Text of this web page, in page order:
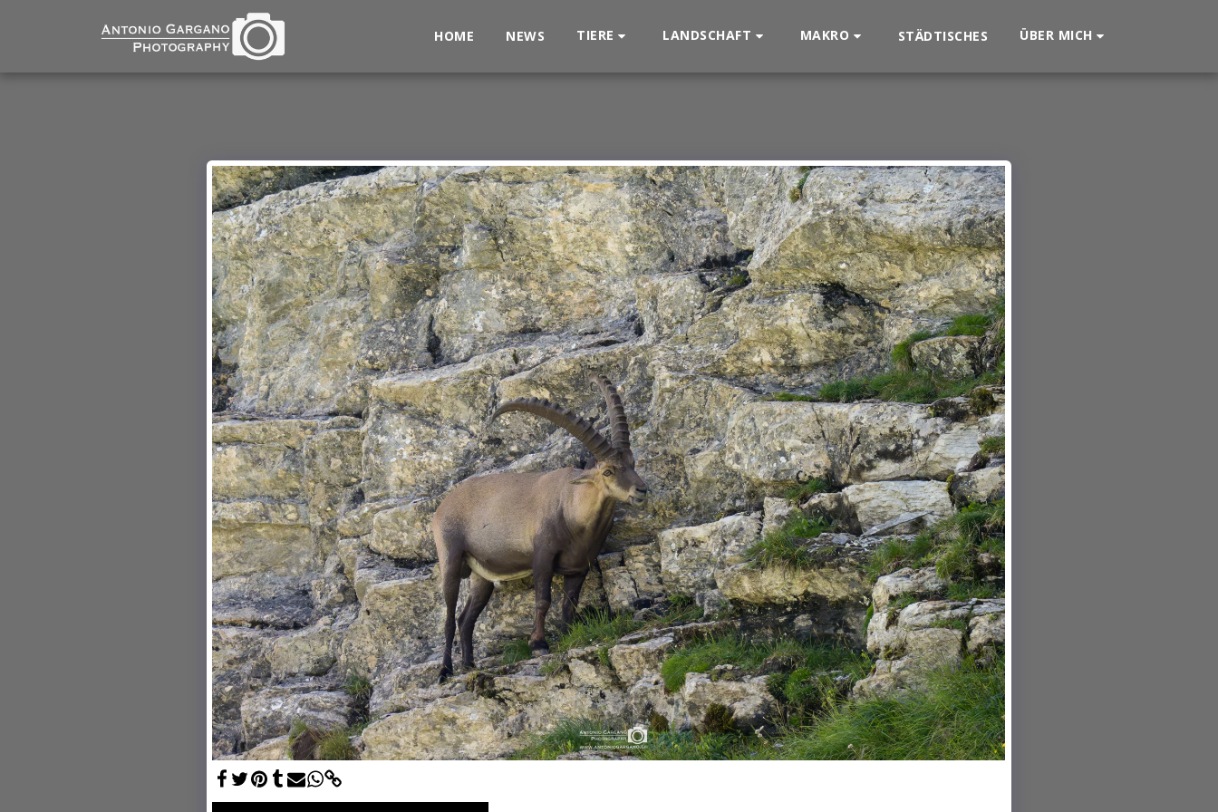
HOME NEWS TIERE LANDSCHAFT MAKRO STÄDTISCHES ÜBER MICH